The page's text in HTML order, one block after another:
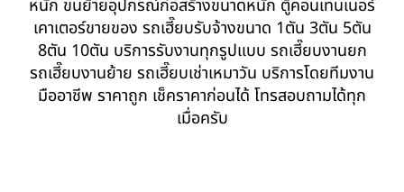
หนัก ขนย้ายอุปกรณ์ก่อสร้างขนาดหนัก ตู้คอนเทนเนอร์
เคาเตอร์ขายของ รถเฮี๊ยบรับจ้างขนาด 1ตัน 3ตัน 5ตัน
8ตัน 10ตัน บริการรับงานทุกรูปแบบ รถเฮี๊ยบงานยก
รถเฮี๊ยบงานย้าย รถเฮี๊ยบเช่าเหมาวัน บริการโดยทีมงาน
มืออาชีพ ราคาถูก เช็คราคาก่อนได้ โทรสอบถามได้ทุก
เมื่อครับ